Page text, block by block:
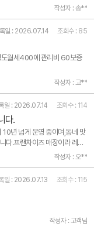
작성자 : 송**
일 : 2026.07.14 조회수 : 85
도월세400에 관리비 60보증
작성자 : 고**
일 : 2026.07.14 조회수 : 114
다.
10년 넘게 운영 중이며,동네 맛
다.프랜차이즈 매장이라 레시
나 힘들지는 않습니다.월 매출
작성자 : 오**
일 : 2026.07.13 조회수 : 115
작성자 : 고객님